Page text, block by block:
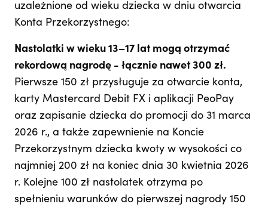
uzależnione od wieku dziecka w dniu otwarcia
Konta Przekorzystnego:
Nastolatki w wieku 13–17 lat mogą otrzymać
rekordową nagrodę - łącznie nawet 300 zł.
Pierwsze 150 zł przysługuje za otwarcie konta,
karty Mastercard Debit FX i aplikacji PeoPay
oraz zapisanie dziecka do promocji do 31 marca
2026 r., a także zapewnienie na Koncie
Przekorzystnym dziecka kwoty w wysokości co
najmniej 200 zł na koniec dnia 30 kwietnia 2026
r. Kolejne 100 zł nastolatek otrzyma po
spełnieniu warunków do pierwszej nagrody 150